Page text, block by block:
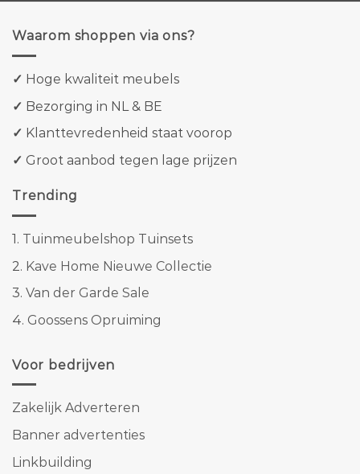
Waarom shoppen via ons?
✓ Hoge kwaliteit meubels
✓ Bezorging in NL & BE
✓ Klanttevredenheid staat voorop
✓ Groot aanbod tegen lage prijzen
Trending
1. Tuinmeubelshop Tuinsets
2. Kave Home Nieuwe Collectie
3. Van der Garde Sale
4. Goossens Opruiming
Voor bedrijven
Zakelijk Adverteren
Banner advertenties
Linkbuilding